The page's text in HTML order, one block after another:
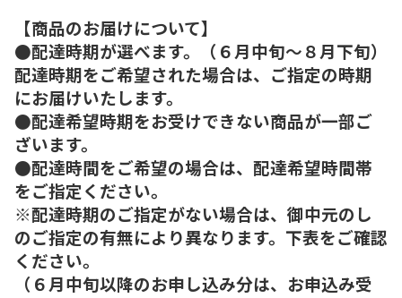
【商品のお届けについて】
●配達時期が選べます。（６月中旬～８月下旬）
配達時期をご希望された場合は、ご指定の時期
にお届けいたします。
●配達希望時期をお受けできない商品が一部ご
ざいます。
●配達時間をご希望の場合は、配達希望時間帯
をご指定ください。
※配達時期のご指定がない場合は、御中元のし
のご指定の有無により異なります。下表をご確認
ください。
（６月中旬以降のお申し込み分は、お申込み受